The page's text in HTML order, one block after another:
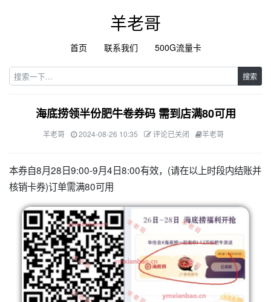
羊老哥
首页 联系我们 500G流量卡
搜索
海底捞领半份肥牛卷券码 需到店满80可用
羊老哥 2024-08-26 10:35 评论已关闭 羊老哥
本券自8月28日9:00-9月4日8:00有效，(请在以上时段内结账并
核销卡券)订单需满80可用